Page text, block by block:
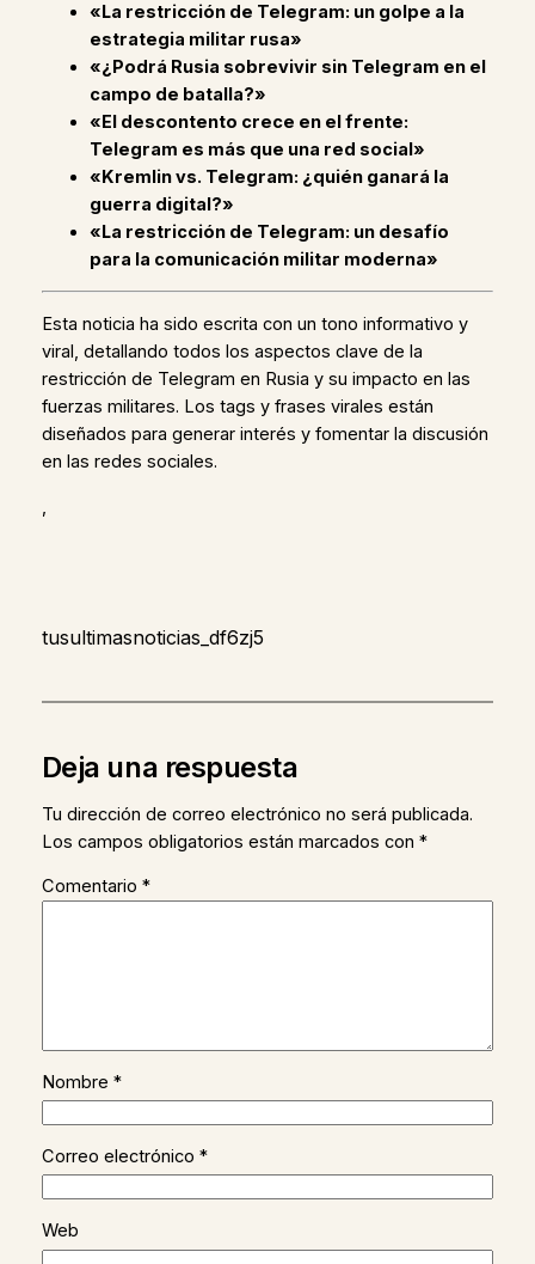
«La restricción de Telegram: un golpe a la
estrategia militar rusa»
«¿Podrá Rusia sobrevivir sin Telegram en el
campo de batalla?»
«El descontento crece en el frente:
Telegram es más que una red social»
«Kremlin vs. Telegram: ¿quién ganará la
guerra digital?»
«La restricción de Telegram: un desafío
para la comunicación militar moderna»
Esta noticia ha sido escrita con un tono informativo y
viral, detallando todos los aspectos clave de la
restricción de Telegram en Rusia y su impacto en las
fuerzas militares. Los tags y frases virales están
diseñados para generar interés y fomentar la discusión
en las redes sociales.
tusultimasnoticias_df6zj5
Deja una respuesta
Tu dirección de correo electrónico no será publicada.
Los campos obligatorios están marcados con *
Comentario *
Nombre *
Correo electrónico *
Web